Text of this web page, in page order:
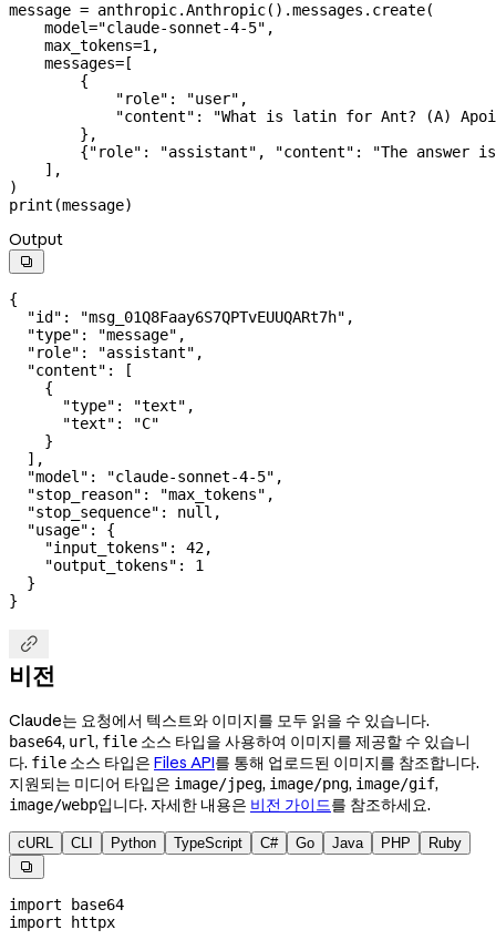
message = anthropic.Anthropic().messages.create(
    model
="claude-sonnet-4-5" ,
    max_tokens
=1 ,
    messages
= [
        {
            "role"
: "user" ,
            "content"
:
"What is latin for Ant? (A)
        },
        {
"role" : "assistant" , "content" :
"The answer
    ],
)
print (message)
Output

{
  "id"
: "msg_01Q8Faay6S7QPTvEUUQARt7h" ,
  "type"
: "message" ,
  "role"
: "assistant" ,
  "content"
: [
    {
      "type"
: "text" ,
      "text"
:
"C"
    }
  ],
  "model"
: "claude-sonnet-4-5" ,
  "stop_reason"
: "max_tokens" ,
  "stop_sequence"
: null ,
  "usage"
: {
    "input_tokens"
: 42,
    "output_tokens"
: 1
  }
}

비전
Claude는 요청에서 텍스트와 이미지를 모두 읽을 수 있습니다.
base64, url, file 소스 타입을 사용하여 이미지를 제공할 수 있습니
다. file 소스 타입은 Files API를 통해 업로드된 이미지를 참조합니다.
지원되는 미디어 타입은 image/jpeg, image/png, image/gif,
image/webp입니다. 자세한 내용은 비전 가이드를 참조하세요.
cURL CLI Python TypeScript C# Go Java PHP Ruby

import base64
import httpx